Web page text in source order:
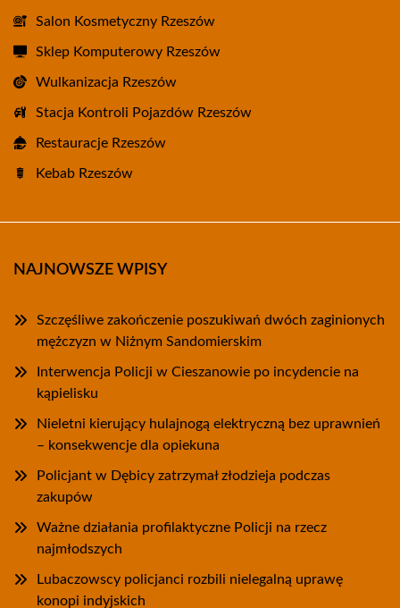
Salon Kosmetyczny Rzeszów
Sklep Komputerowy Rzeszów
Wulkanizacja Rzeszów
Stacja Kontroli Pojazdów Rzeszów
Restauracje Rzeszów
Kebab Rzeszów
NAJNOWSZE WPISY
Szczęśliwe zakończenie poszukiwań dwóch zaginionych
mężczyzn w Niżnym Sandomierskim
Interwencja Policji w Cieszanowie po incydencie na
kąpielisku
Nieletni kierujący hulajnogą elektryczną bez uprawnień
– konsekwencje dla opiekuna
Policjant w Dębicy zatrzymał złodzieja podczas
zakupów
Ważne działania profilaktyczne Policji na rzecz
najmłodszych
Lubaczowscy policjanci rozbili nielegalną uprawę
konopi indyjskich